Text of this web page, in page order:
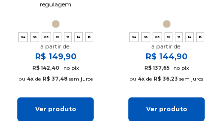
regulagem
04 06 08 10 12 14 16
a partir de
R$ 149,90
R$ 142,40
no pix
4xde R$ 37,48sem juros
Ver produto
04 06 08 10 12 14 16
a partir de
R$ 144,90
R$ 137,65
no pix
4x de R$ 36,23 sem juros
Ver produto